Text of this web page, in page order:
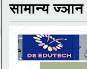
सामान्य ज्ञान